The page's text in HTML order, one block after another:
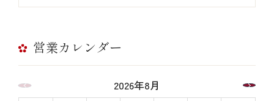
営業カレンダー
2026年8月